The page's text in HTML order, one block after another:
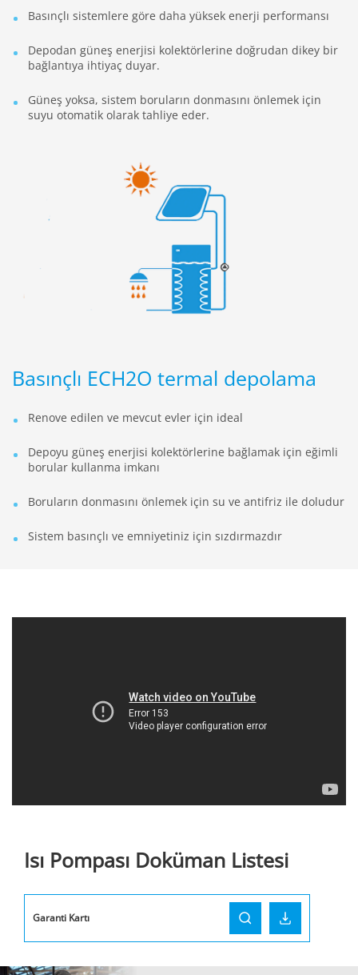
Basınçlı sistemlere göre daha yüksek enerji performansı
Depodan güneş enerjisi kolektörlerine doğrudan dikey bir
bağlantıya ihtiyaç duyar.
Güneş yoksa, sistem boruların donmasını önlemek için
suyu otomatik olarak tahliye eder.
Basınçlı ECH2O termal depolama
Renove edilen ve mevcut evler için ideal
Depoyu güneş enerjisi kolektörlerine bağlamak için eğimli
borular kullanma imkanı
Boruların donmasını önlemek için su ve antifriz ile doludur
Sistem basınçlı ve emniyetiniz için sızdırmazdır
Isı Pompası Doküman Listesi
Garanti Kartı